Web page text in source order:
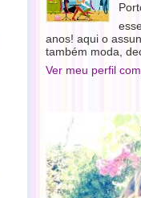
anos! aqui o
também moda,
Ver meu perfil